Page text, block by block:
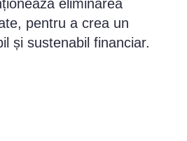
eliminarea
pentru a crea un
și sustenabil financiar.